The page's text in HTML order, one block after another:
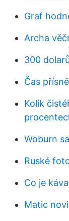
Graf
Archa
300
Čas
Kolik
Woburn
Ruské
Co je
Matic